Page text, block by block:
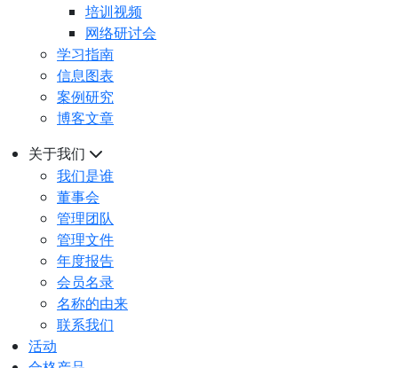
培训视频
网络研讨会
学习指南
信息图表
案例研究
博客文章
关于我们
我们是谁
董事会
管理团队
管理文件
年度报告
会员名录
名称的由来
联系我们
活动